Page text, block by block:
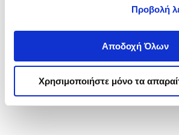
Προβολή
Αποδοχή Όλων
Χρησιμοποιήστε μόνο τα